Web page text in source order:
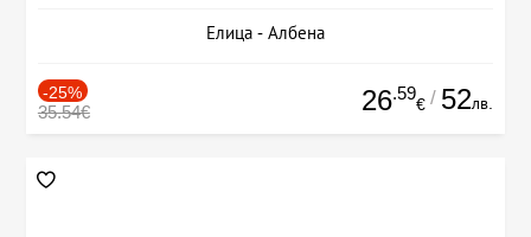
Елица - Албена
-25%
35.54€ 26.59
€ / 52лв.